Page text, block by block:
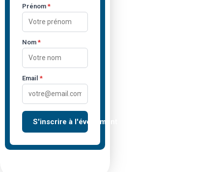
Prénom *
Nom *
Email *
S'inscrire à l'événement